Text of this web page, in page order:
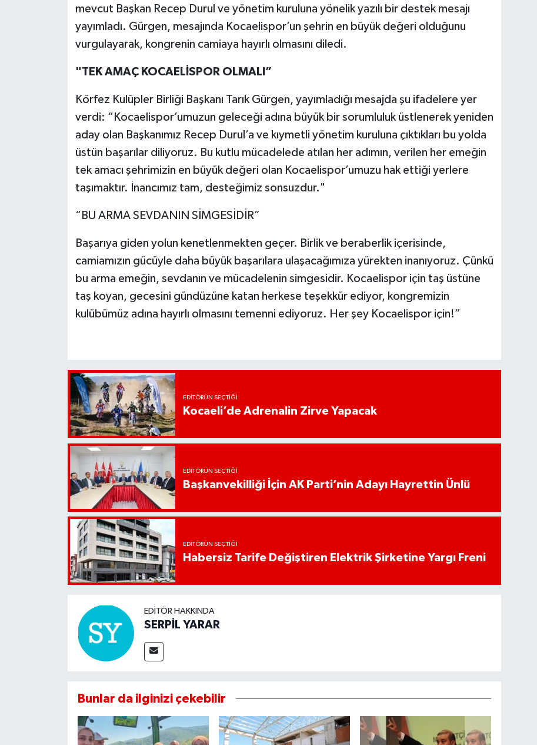
mevcut Başkan Recep Durul ve yönetim kuruluna yönelik yazılı bir destek mesajı
yayımladı. Gürgen, mesajında Kocaelispor’un şehrin en büyük değeri olduğunu
vurgulayarak, kongrenin camiaya hayırlı olmasını diledi.
"TEK AMAÇ KOCAELİSPOR OLMALI”
Körfez Kulüpler Birliği Başkanı Tarık Gürgen, yayımladığı mesajda şu ifadelere yer
verdi: “Kocaelispor’umuzun geleceği adına büyük bir sorumluluk üstlenerek yeniden
aday olan Başkanımız Recep Durul’a ve kıymetli yönetim kuruluna çıktıkları bu yolda
üstün başarılar diliyoruz. Bu kutlu mücadelede atılan her adımın, verilen her emeğin
tek amacı şehrimizin en büyük değeri olan Kocaelispor’umuzu hak ettiği yerlere
taşımaktır. İnancımız tam, desteğimiz sonsuzdur."
“BU ARMA SEVDANIN SİMGESİDİR”
Başarıya giden yolun kenetlenmekten geçer. Birlik ve beraberlik içerisinde,
camiamızın gücüyle daha büyük başarılara ulaşacağımıza yürekten inanıyoruz. Çünkü
bu arma emeğin, sevdanın ve mücadelenin simgesidir. Kocaelispor için taş üstüne
taş koyan, gecesini gündüzüne katan herkese teşekkür ediyor, kongremizin
kulübümüz adına hayırlı olmasını temenni ediyoruz. Her şey Kocaelispor için!”
EDITÖRÜN SEÇTIĞI
Kocaeli’de Adrenalin Zirve Yapacak
EDITÖRÜN SEÇTIĞI
Başkanvekilliği İçin AK Parti’nin Adayı Hayrettin Ünlü
EDITÖRÜN SEÇTIĞI
Habersiz Tarife Değiştiren Elektrik Şirketine Yargı Freni
EDITÖR HAKKINDA
SERPİL YARAR
Bunlar da ilginizi çekebilir